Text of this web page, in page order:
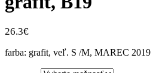
26.3€
farba: grafit, veľ. S /M, MAREC 2019